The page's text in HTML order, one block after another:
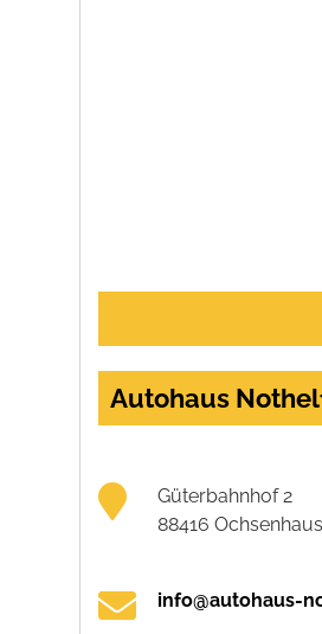
Autohaus
Güterbahnhof 2
88416
info@autohaus-